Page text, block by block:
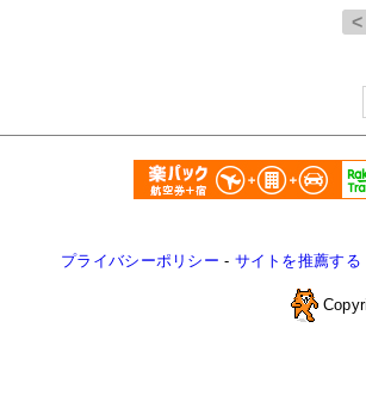
プライバシーポリシー - サイトを推薦する